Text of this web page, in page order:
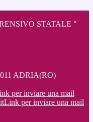
STATALE "
ADRIA(RO)
per inviare una mail
Link per inviare una mail